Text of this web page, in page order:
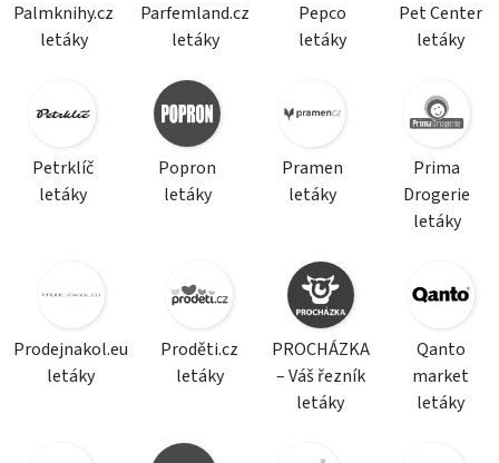
Palmknihy.cz
letáky
Parfemland.cz
letáky
Pepco
letáky
Pet Center
letáky
Petrklíč
letáky
Popron
letáky
Pramen
letáky
Prima
Drogerie
letáky
Prodejnakol.eu
letáky
Proděti.cz
letáky
PROCHÁZKA
– Váš řezník
letáky
Qanto
market
letáky